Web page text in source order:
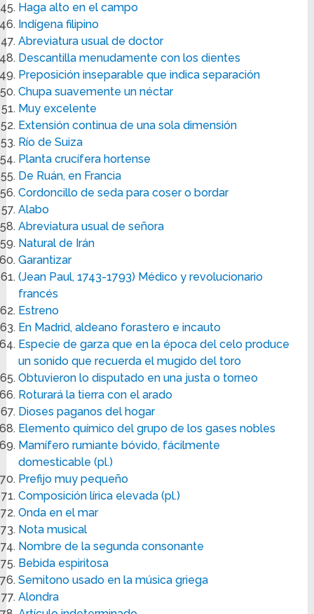
Haga alto en el campo
Indígena filipino
Abreviatura usual de doctor
Descantilla menudamente con los dientes
Preposición inseparable que indica separación
Chupa suavemente un néctar
Muy excelente
Extensión continua de una sola dimensión
Río de Suiza
Planta crucífera hortense
De Ruán, en Francia
Cordoncillo de seda para coser o bordar
Alabo
Abreviatura usual de señora
Natural de Irán
Garantizar
(Jean Paul, 1743-1793) Médico y revolucionario
francés
Estreno
En Madrid, aldeano forastero e incauto
Especie de garza que en la época del celo produce
un sonido que recuerda el mugido del toro
Obtuvieron lo disputado en una justa o torneo
Roturará la tierra con el arado
Dioses paganos del hogar
Elemento químico del grupo de los gases nobles
Mamífero rumiante bóvido, fácilmente
domesticable (pl.)
Prefijo muy pequeño
Composición lírica elevada (pl.)
Onda en el mar
Nota musical
Nombre de la segunda consonante
Bebida espiritosa
Semitono usado en la música griega
Alondra